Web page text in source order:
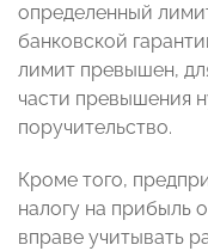
определенный
банковской
лимит превышен,
части превышения
поручительство.
Кроме того,
налогу на прибыль
вправе учитывать